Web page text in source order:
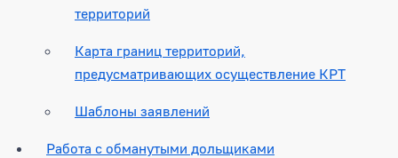
территорий
Карта границ территорий,
предусматривающих осуществление КРТ
Шаблоны заявлений
Работа с обманутыми дольщиками